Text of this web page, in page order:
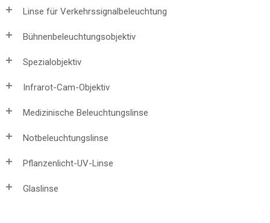
Linse für Verkehrssignalbeleuchtung
Bühnenbeleuchtungsobjektiv
Spezialobjektiv
Infrarot-Cam-Objektiv
Medizinische Beleuchtungslinse
Notbeleuchtungslinse
Pflanzenlicht-UV-Linse
Glaslinse